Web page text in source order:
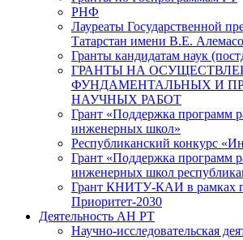
РНФ
Лауреаты Государственной
Татарстан имени В.Е.
Гранты кандидатам наук
ГРАНТЫ НА
ФУНДАМЕНТАЛЬНЫХ И
НАУЧНЫХ РАБОТ
Грант «Поддержка программ
инженерных школ»
Республиканский конкурс
Грант «Поддержка программ
инженерных школ
Грант КНИТУ-КАИ в рамках
Приоритет-2030
Деятельность АН РТ
Научно-исследовательская